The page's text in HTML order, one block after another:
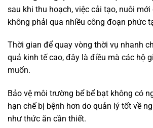
sau khi thu hoạch, việc cải tạo, nuôi mới
không phải qua nhiều công đoạn phức
Thời gian để quay vòng thời vụ nhanh
quả kinh tế cao, đây là điều mà các hộ
muốn.
Bảo vệ môi trường bể bể bạt không có
hạn chế bị bệnh hơn do quản lý tốt về
như thức ăn cần thiết.